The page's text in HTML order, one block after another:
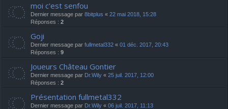
moi c'est senfou
Dernier message par 8bitplus « 22 mai 2018, 15:28
Réponses : 2
Goji
Dernier message par fullmetal332 « 01 déc. 2017, 20:43
Réponses : 9
Joueurs Château Gontier
Dernier message par Dr.Wily « 25 juil. 2017, 12:00
Réponses : 2
Présentation fullmetal332
Dernier message par Dr.Wily « 06 juil. 2017, 11:13